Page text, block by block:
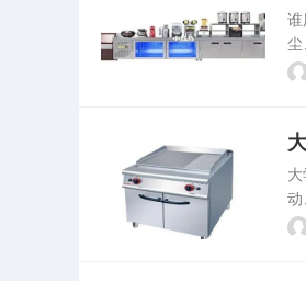
尘
主
动
度